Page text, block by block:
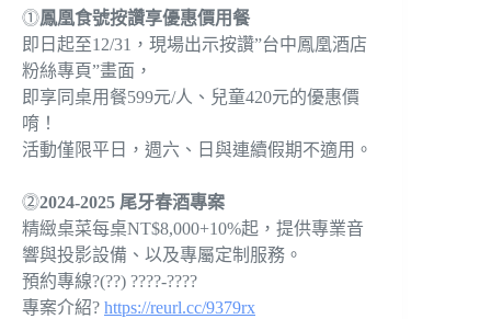
⓵鳳凰食號按讚享優惠價用餐
即日起至12/31，現場出示按讚”台中鳳凰酒店
粉絲專頁”畫面，
即享同桌用餐599元/人、兒童420元的優惠價
唷！
活動僅限平日，週六、日與連續假期不適用。
⓶2024-2025 尾牙春酒專案
精緻桌菜每桌NT$8,000+10%起，提供專業音
響與投影設備、以及專屬定制服務。
預約專線?(??) ????-????
專案介紹? https://reurl.cc/9379rx